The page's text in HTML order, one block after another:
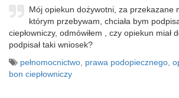
Mój opiekun dożywotni, za przekazane
którym przebywam, chciała bym
ciepłowniczy, odmówiłem , czy opiekun miał
podpisał taki wniosek?
pełnomocnictwo prawa podopiecznego
bon ciepłowniczy